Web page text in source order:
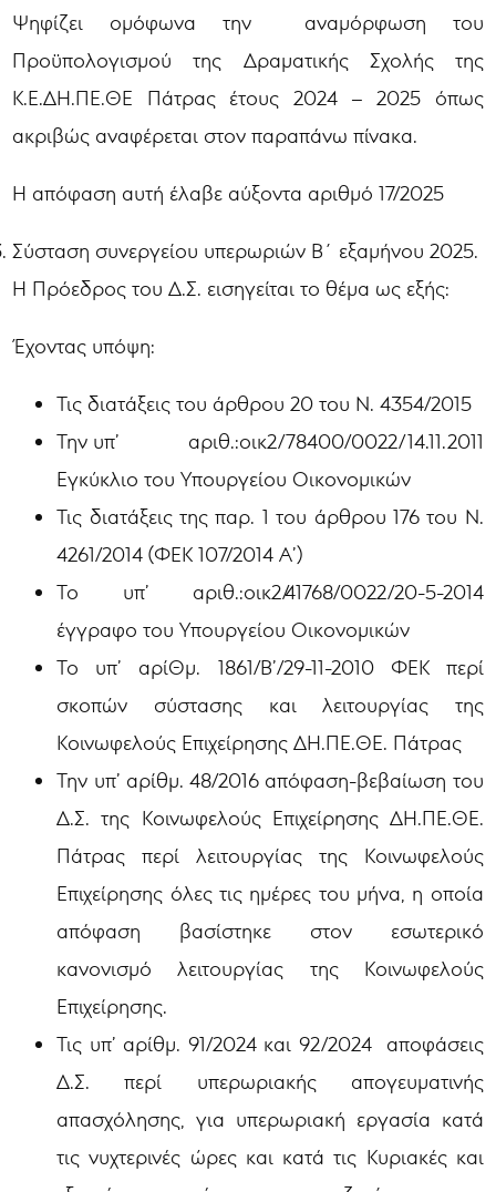
Ψηφίζει ομόφωνα την αναμόρφωση του
Προϋπολογισμού της Δραματικής Σχολής της
Κ.Ε.ΔΗ.ΠΕ.ΘΕ Πάτρας έτους 2024 – 2025 όπως
ακριβώς αναφέρεται στον παραπάνω πίνακα.
Η απόφαση αυτή έλαβε αύξοντα αριθμό 17/2025
Σύσταση συνεργείου υπερωριών Β΄ εξαμήνου 2025.
Η Πρόεδρος του Δ.Σ. εισηγείται το θέμα ως εξής:
Έχοντας υπόψη:
Τις διατάξεις του άρθρου 20 του Ν. 4354/2015
Την υπ’ αριθ.:οικ2/78400/0022/14.11.2011
Εγκύκλιο του Υπουργείου Οικονομικών
Τις διατάξεις της παρ. 1 του άρθρου 176 του Ν.
4261/2014 (ΦΕΚ 107/2014 Α’)
Το υπ’ αριθ.:οικ2/41768/0022/20-5-2014
έγγραφο του Υπουργείου Οικονομικών
Το υπ’ αρίΘμ. 1861/Β’/29-11-2010 ΦΕΚ περί
σκοπών σύστασης και λειτουργίας της
Κοινωφελούς Επιχείρησης ΔΗ.ΠΕ.ΘΕ. Πάτρας
Την υπ’ αρίθμ. 48/2016 απόφαση-βεβαίωση του
Δ.Σ. της Κοινωφελούς Επιχείρησης ΔΗ.ΠΕ.ΘΕ.
Πάτρας περί λειτουργίας της Κοινωφελούς
Επιχείρησης όλες τις ημέρες του μήνα, η οποία
απόφαση βασίστηκε στον εσωτερικό
κανονισμό λειτουργίας της Κοινωφελούς
Επιχείρησης.
Τις υπ’ αρίθμ. 91/2024 και 92/2024 αποφάσεις
Δ.Σ. περί υπερωριακής απογευματινής
απασχόλησης, για υπερωριακή εργασία κατά
τις νυχτερινές ώρες και κατά τις Κυριακές και